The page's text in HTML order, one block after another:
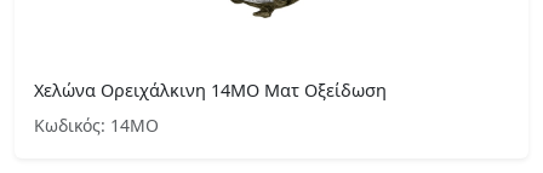
Χελώνα Ορειχάλκινη 14ΜΟ Ματ Οξείδωση
Κωδικός: 14ΜΟ